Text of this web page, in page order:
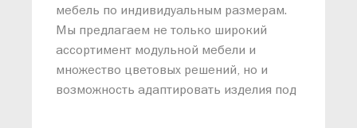
мебель по индивидуальным размерам.
Мы предлагаем не только широкий
ассортимент модульной мебели и
множество цветовых решений, но и
возможность адаптировать изделия под